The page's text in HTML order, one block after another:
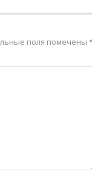
поля помечены